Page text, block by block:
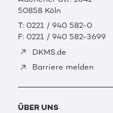
50858 Köln
T: 0221 / 940 582-0
F: 0221 / 940 582-3699
DKMS.de
Barriere melden
ÜBER UNS